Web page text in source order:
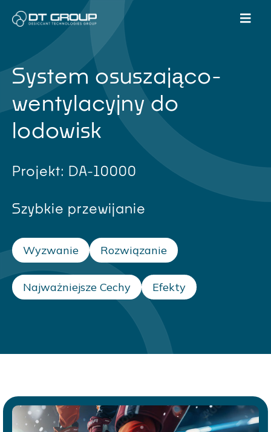
System osuszająco-
wentylacyjny do
lodowisk
Projekt: DA-10000
Szybkie przewijanie
Wyzwanie Rozwiązanie
Najważniejsze Cechy Efekty